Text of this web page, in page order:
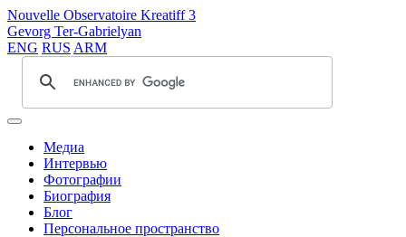
Nouvelle Observatoire Kreatiff 3
Gevorg Ter-Gabrielyan
ENG RUS ARM
Медиа
Интервью
Фотографии
Биография
Блог
Персональное пространство